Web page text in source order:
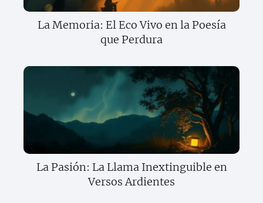
La Memoria: El Eco Vivo en la Poesía
que Perdura
La Pasión: La Llama Inextinguible en
Versos Ardientes